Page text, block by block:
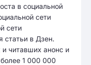
в социальной
сети
сети
статьи в Дзен.
читавших анонс и
1 000 000